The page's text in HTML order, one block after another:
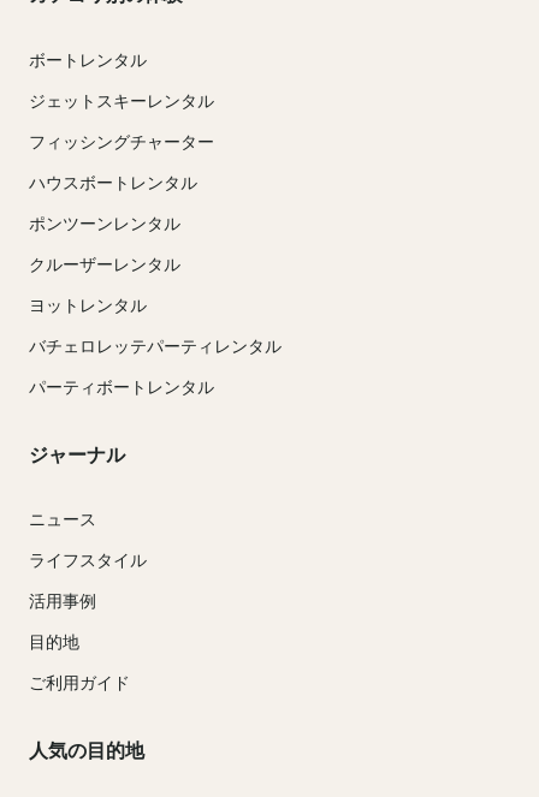
ボートレンタル
ジェットスキーレンタル
フィッシングチャーター
ハウスボートレンタル
ポンツーンレンタル
クルーザーレンタル
ヨットレンタル
バチェロレッテパーティレンタル
パーティボートレンタル
ジャーナル
ニュース
ライフスタイル
活用事例
目的地
ご利用ガイド
人気の目的地